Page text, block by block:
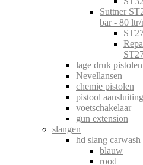
Suttner
bar - 80 ltr/
lage druk pistolen
Nevellansen
chemie pistolen
pistool
voetschakelaar
gun extension
slangen
hd slang
blauw
rood